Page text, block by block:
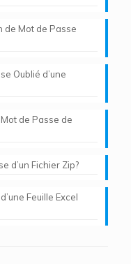
de Mot de Passe
Oublié d’une
de Passe de
d’un Fichier Zip?
Feuille Excel